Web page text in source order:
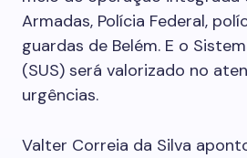
Armadas, Polícia Federal,
guardas de Belém. E o
(SUS) será valorizado no
urgências.
Valter Correia da Silva